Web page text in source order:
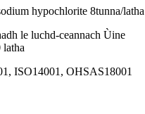
hypochlorite 8tunna/latha
le luchd-ceannach Ùine
latha
ISO14001, OHSAS18001